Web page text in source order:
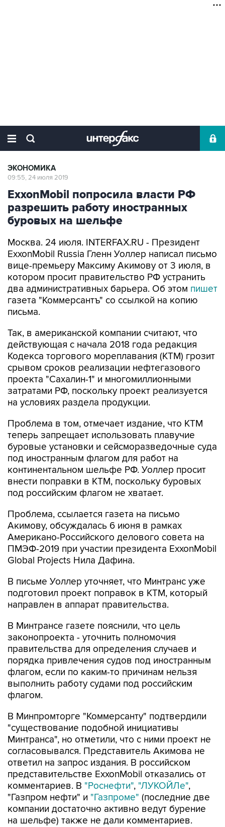
ЭКОНОМИКА
09:55, 24 июля 2019
ExxonMobil попросила власти РФ
разрешить работу иностранных
буровых на шельфе
Москва. 24 июля. INTERFAX.RU - Президент
ExxonMobil Russia Гленн Уоллер написал письмо
вице-премьеру Максиму Акимову от 3 июля, в
котором просит правительство РФ устранить
два административных барьера. Об этом пишет
газета "Коммерсантъ" со ссылкой на копию
письма.
Так, в американской компании считают, что
действующая с начала 2018 года редакция
Кодекса торгового мореплавания (КТМ) грозит
срывом сроков реализации нефтегазового
проекта "Сахалин-1" и многомиллионными
затратами РФ, поскольку проект реализуется
на условиях раздела продукции.
Проблема в том, отмечает издание, что КТМ
теперь запрещает использовать плавучие
буровые установки и сейсморазведочные суда
под иностранным флагом для работ на
континентальном шельфе РФ. Уоллер просит
внести поправки в КТМ, поскольку буровых
под российским флагом не хватает.
Проблема, ссылается газета на письмо
Акимову, обсуждалась 6 июня в рамках
Американо-Российского делового совета на
ПМЭФ-2019 при участии президента ExxonMobil
Global Projects Нила Дафина.
В письме Уоллер уточняет, что Минтранс уже
подготовил проект поправок в КТМ, который
направлен в аппарат правительства.
В Минтрансе газете пояснили, что цель
законопроекта - уточнить полномочия
правительства для определения случаев и
порядка привлечения судов под иностранным
флагом, если по каким-то причинам нельзя
выполнить работу судами под российским
флагом.
В Минпромторге "Коммерсанту" подтвердили
"существование подобной инициативы
Минтранса", но отметили, что с ними проект не
согласовывался. Представитель Акимова не
ответил на запрос издания. В российском
представительстве ExxonMobil отказались от
комментариев. В "Роснефти", "ЛУКОЙЛе",
"Газпром нефти" и "Газпроме" (последние две
компании достаточно активно ведут бурение
на шельфе) также не дали комментариев.